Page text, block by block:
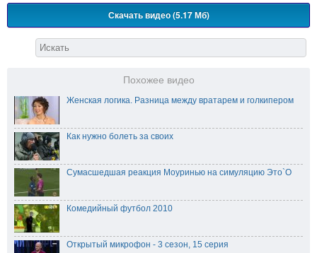
Скачать видео (5.17 Мб)
Похожее видео
Женская логика. Разница между вратарем и голкипером
Как нужно болеть за своих
Сумасшедшая реакция Моуринью на симуляцию Это`О
Комедийный футбол 2010
Открытый микрофон - 3 сезон, 15 серия